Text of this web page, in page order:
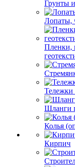
Грунты
Лопаты,
Пленки,
Тележки
Шланги
Колья
Кирпич